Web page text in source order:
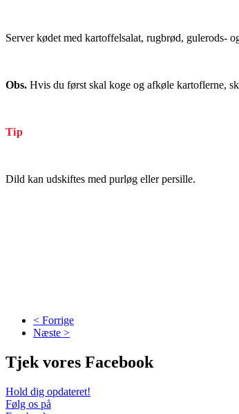
Server kødet med kartoffelsalat, rugbrød, gulerods-
Obs. Hvis du først skal koge og afkøle kartoflerne,
Tip
Dild kan udskiftes med purløg eller persille.
< Forrige
Næste >
Tjek vores Facebook
Hold dig opdateret!
Følg os på